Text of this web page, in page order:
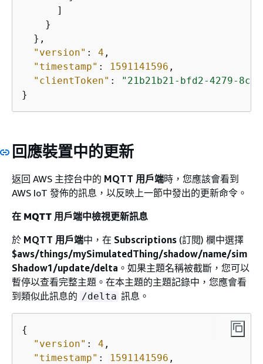
      ]
    }
  },
"version" : 4 ,
"timestamp" : 1591141596 ,
"clientToken" :
"21b21b21-bfd2-4279-
}
回應裝置中的更新
返回 AWS 主控台中的 MQTT 用戶端時，您應該會看到
AWS IoT 發佈的訊息，以反映上一節中發出的更新命令。
在 MQTT 用戶端中檢視更新訊息
於 MQTT 用戶端中，在 Subscriptions (訂閱) 欄中選擇
$aws/things/mySimulatedThing/shadow/name/sim
Shadow1/update/delta 。如果主題名稱被截斷，您可以
暫停以查看完整主題。在本主題的主題記錄中，您應會看
到類似此訊息的 /delta 訊息。
{
"version" : 4 ,
"timestamp" : 1591141596 ,